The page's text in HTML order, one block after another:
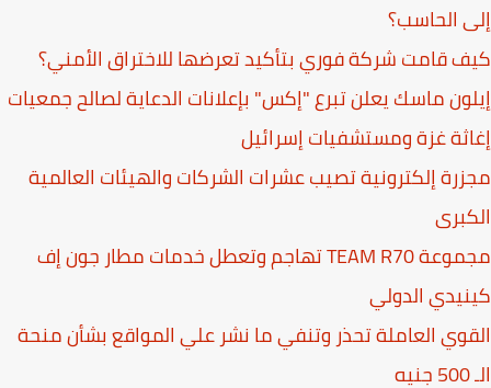
الحاسب؟
قامت شركة فوري بتأكيد تعرضها للاختراق الأمني؟
ماسك يعلن تبرع "إكس" بإعلانات الدعاية لصالح جمعيات
غزة ومستشفيات إسرائيل
إلكترونية تصيب عشرات الشركات والهيئات العالمية
مجموعة TEAM R70 تهاجم وتعطل خدمات مطار جون إف
الدولي
العاملة تحذر وتنفي ما نشر علي المواقع بشأن منحة